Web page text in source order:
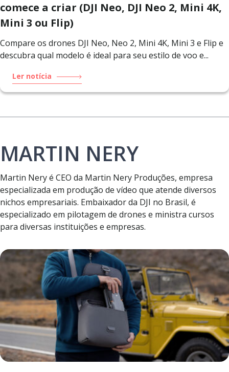
comece a criar (DJI Neo, DJI Neo 2, Mini 4K,
Mini 3 ou Flip)
Compare os drones DJI Neo, Neo 2, Mini 4K, Mini 3 e Flip e
descubra qual modelo é ideal para seu estilo de voo e...
Ler notícia
MARTIN NERY
Martin Nery é CEO da Martin Nery Produções, empresa
especializada em produção de vídeo que atende diversos
nichos empresariais. Embaixador da DJI no Brasil, é
especializado em pilotagem de drones e ministra cursos
para diversas instituições e empresas.